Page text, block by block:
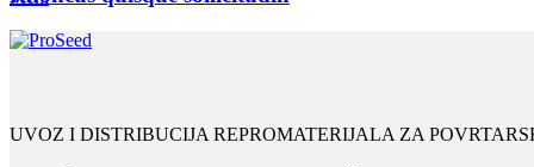
UVOZ I DISTRIBUCIJA REPROMATERIJALA ZA